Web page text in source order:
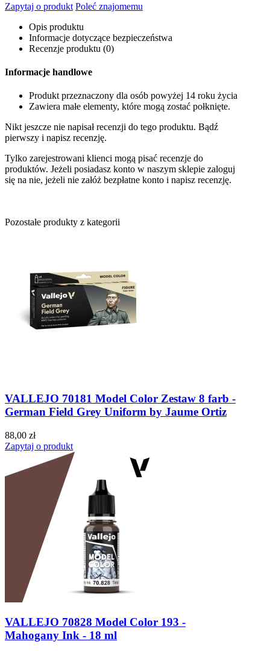
Zapytaj o produkt Poleć znajomemu
Opis produktu
Informacje dotyczące bezpieczeństwa
Recenzje produktu (0)
Informacje handlowe
Produkt przeznaczony dla osób powyżej 14 roku życia
Zawiera małe elementy, które mogą zostać połknięte.
Nikt jeszcze nie napisał recenzji do tego produktu. Bądź
pierwszy i napisz recenzję.
Tylko zarejestrowani klienci mogą pisać recenzje do
produktów. Jeżeli posiadasz konto w naszym sklepie zaloguj
się na nie, jeżeli nie załóż bezpłatne konto i napisz recenzję.
Pozostałe produkty z kategorii
VALLEJO 70181 Model Color Zestaw 8 farb -
German Field Grey Uniform by Jaume Ortiz
88,00 zł
Zapytaj o produkt
VALLEJO 70828 Model Color 193 -
Mahogany Ink - 18 ml